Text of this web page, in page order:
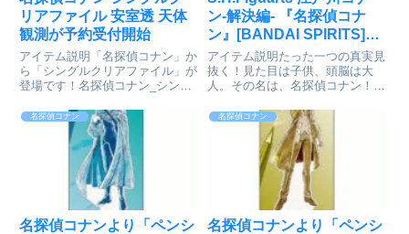
リアファイル 安室透 天体
観測が予約受付開始
アイテム説明「名探偵コナン」か
ら「シングルクリアファイル」が
登場です！名探偵コナン_シング
測©青山剛昌/小学館・読売テレ
ビ・TMS 1996colleizeで探す
ン-解決編- 『名探偵コナ
ン』[BANDAI SPIRITS]が
予約受付開始
アイテム説明たった一つの真実見
抜く！見た目は子供、頭脳は大
人。その名は、名探偵コナン！
ズに、「江戸川コナン」が登場！
豊富な表情パーツと秘密道具パー
ツが付属。様々な事件を解決する
「江戸川コナン」を思...
名探偵コナン
名探偵コナンより「ペンシ
名探偵コナン
名探偵コナンより「ペンシ